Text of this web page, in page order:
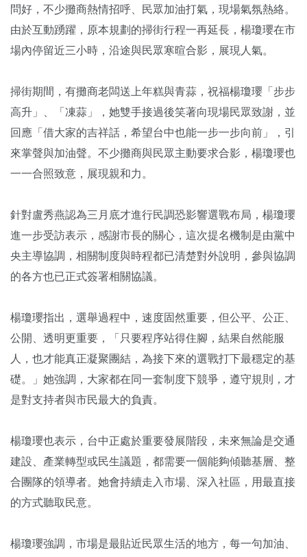
問好，不少攤商熱情招呼、民眾加油打氣，現場氣氛熱絡。
由於互動踴躍，原本規劃的掃街行程一再延長，楊瓊瓔在市
場內停留近三小時，沿途與民眾寒暄合影，展現人氣。
掃街期間，有攤商老闆送上年糕與青蒜，祝福楊瓊瓔「步步
高升」、「凍蒜」，她雙手接過後笑著向現場民眾致謝，並
回應「借大家的吉祥話，希望台中也能一步一步向前」，引
來掌聲與加油聲。不少攤商與民眾主動要求合影，楊瓊瓔也
一一合照致意，展現親和力。
針對盧秀燕認為三月底才進行民調恐影響選戰布局，楊瓊瓔
進一步受訪表示，感謝市長的關心，這次提名機制是由黨中
央主導協調，相關制度與時程都已清楚對外說明，參與協調
的各方也已正式簽署相關協議。
楊瓊瓔指出，選舉過程中，速度固然重要，但公平、公正、
公開、透明更重要，「只要程序站得住腳，結果自然能服
人，也才能真正凝聚團結，為接下來的選戰打下最穩定的基
礎。」她強調，大家都在同一套制度下競爭，遵守規則，才
是對支持者與市民最大的負責。
楊瓊瓔也表示，台中正處於重要發展階段，未來無論是交通
建設、產業轉型或民生議題，都需要一個能夠傾聽基層、整
合團隊的領導者。她會持續走入市場、深入社區，用最直接
的方式聽取民意。
楊瓊瓔強調，市場是最貼近民眾生活的地方，每一句加油、